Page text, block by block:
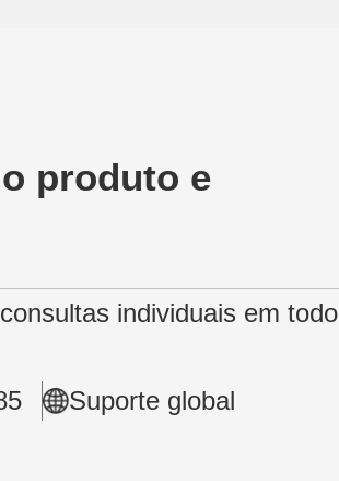
produto e
individuais em todo
Suporte global